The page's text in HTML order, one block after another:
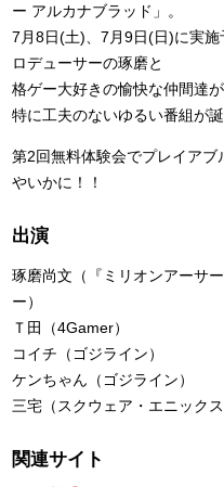
ー アルカナブラッド」。
7月8日(土)、7月9日(日)に実
ロデューサーの琢磨と
格ゲー大好きの愉快な仲間達
特に工夫のないゆるい番組が誕
第2回無料体験会でプレイア
やいかに！！
出演
琢磨尚文（『ミリオンアーサ
ー）
Ｔ田（4Gamer）
コイチ（ゴジライン）
ケンちゃん（ゴジライン）
三宅（スクウェア・エニックス
関連サイト